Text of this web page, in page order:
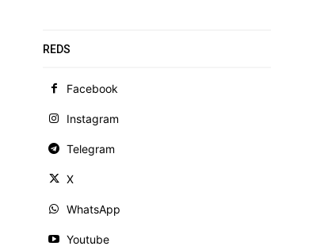
REDS
Facebook
Instagram
Telegram
X
WhatsApp
Youtube